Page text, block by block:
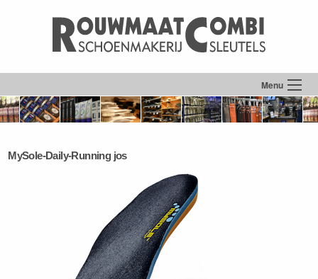
Menu
MySole-Daily-Running jos